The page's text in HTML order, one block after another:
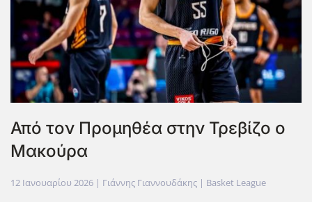
Από τον Προμηθέα στην Τρεβίζο ο
Μακούρα
12 Ιανουαρίου 2026 | Γιάννης Γιαννουδάκης | Basket League